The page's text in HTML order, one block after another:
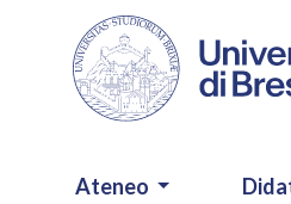
Salta al contenuto principale
NAVIGAZIONE
Ateneo